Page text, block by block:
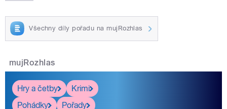
Všechny díly pořadu na mujRozhlas
mujRozhlas
Hry a četby
Krimi
Pohádky
Pořady